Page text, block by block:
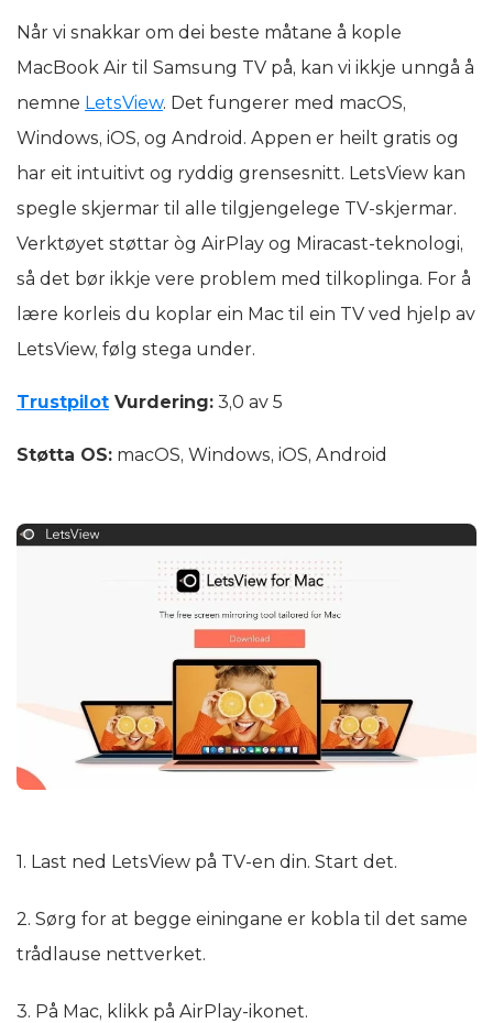
Når vi snakkar om dei beste måtane å kople
MacBook Air til Samsung TV på, kan vi ikkje unngå å
nemne LetsView. Det fungerer med macOS,
Windows, iOS, og Android. Appen er heilt gratis og
har eit intuitivt og ryddig grensesnitt. LetsView kan
spegle skjermar til alle tilgjengelege TV-skjermar.
Verktøyet støttar òg AirPlay og Miracast-teknologi,
så det bør ikkje vere problem med tilkoplinga. For å
lære korleis du koplar ein Mac til ein TV ved hjelp av
LetsView, følg stega under.
Trustpilot Vurdering: 3,0 av 5
Støtta OS: macOS, Windows, iOS, Android
1. Last ned LetsView på TV-en din. Start det.
2. Sørg for at begge einingane er kobla til det same
trådlause nettverket.
3. På Mac, klikk på AirPlay-ikonet.